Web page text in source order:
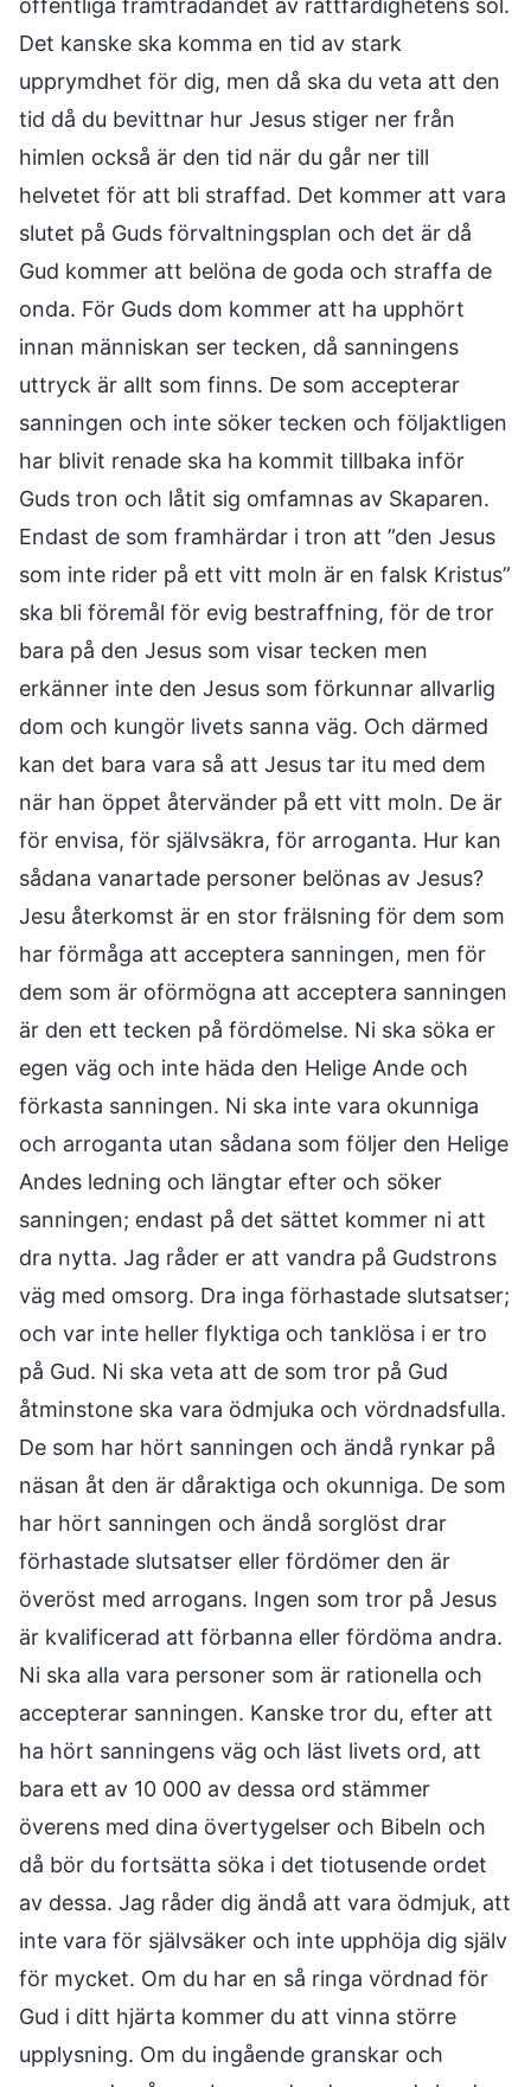
offentliga framträdandet av rättfärdighetens sol.
Det kanske ska komma en tid av stark
upprymdhet för dig, men då ska du veta att den
tid då du bevittnar hur Jesus stiger ner från
himlen också är den tid när du går ner till
helvetet för att bli straffad. Det kommer att vara
slutet på Guds förvaltningsplan och det är då
Gud kommer att belöna de goda och straffa de
onda. För Guds dom kommer att ha upphört
innan människan ser tecken, då sanningens
uttryck är allt som finns. De som accepterar
sanningen och inte söker tecken och följaktligen
har blivit renade ska ha kommit tillbaka inför
Guds tron och låtit sig omfamnas av Skaparen.
Endast de som framhärdar i tron att ”den Jesus
som inte rider på ett vitt moln är en falsk Kristus”
ska bli föremål för evig bestraffning, för de tror
bara på den Jesus som visar tecken men
erkänner inte den Jesus som förkunnar allvarlig
dom och kungör livets sanna väg. Och därmed
kan det bara vara så att Jesus tar itu med dem
när han öppet återvänder på ett vitt moln. De är
för envisa, för självsäkra, för arroganta. Hur kan
sådana vanartade personer belönas av Jesus?
Jesu återkomst är en stor frälsning för dem som
har förmåga att acceptera sanningen, men för
dem som är oförmögna att acceptera sanningen
är den ett tecken på fördömelse. Ni ska söka er
egen väg och inte häda den Helige Ande och
förkasta sanningen. Ni ska inte vara okunniga
och arroganta utan sådana som följer den Helige
Andes ledning och längtar efter och söker
sanningen; endast på det sättet kommer ni att
dra nytta. Jag råder er att vandra på Gudstrons
väg med omsorg. Dra inga förhastade slutsatser;
och var inte heller flyktiga och tanklösa i er tro
på Gud. Ni ska veta att de som tror på Gud
åtminstone ska vara ödmjuka och vördnadsfulla.
De som har hört sanningen och ändå rynkar på
näsan åt den är dåraktiga och okunniga. De som
har hört sanningen och ändå sorglöst drar
förhastade slutsatser eller fördömer den är
överöst med arrogans. Ingen som tror på Jesus
är kvalificerad att förbanna eller fördöma andra.
Ni ska alla vara personer som är rationella och
accepterar sanningen. Kanske tror du, efter att
ha hört sanningens väg och läst livets ord, att
bara ett av 10 000 av dessa ord stämmer
överens med dina övertygelser och Bibeln och
då bör du fortsätta söka i det tiotusende ordet
av dessa. Jag råder dig ändå att vara ödmjuk, att
inte vara för självsäker och inte upphöja dig själv
för mycket. Om du har en så ringa vördnad för
Gud i ditt hjärta kommer du att vinna större
upplysning. Om du ingående granskar och